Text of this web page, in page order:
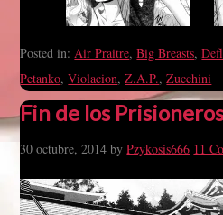
Posted in: Air Praitre,Big Breasts,
Petanko,Violacion,Z.A.P.,Zucchini
Fin de los
30 octubre, 2014 byPzykosis666 11